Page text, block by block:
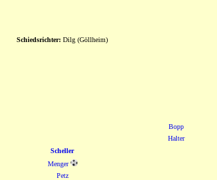
Schiedsrichter: Dilg (Göllheim)
Bopp
Halter
Scheller
Menger
Petz